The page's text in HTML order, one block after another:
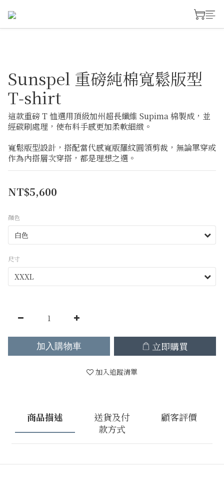
Sunspel 重磅純棉寬鬆版型
T‑shirt
這款重磅 T 恤選用頂級加州超長纖維 Supima 棉製成，並
經碳刷處理，使布料手感更加柔軟細緻。
寬鬆版型設計，搭配當代感寬版羅紋圓領剪裁，無論單穿或
作為內搭層次穿搭，都是理想之選。
NT$5,600
顏色
尺寸
加入購物車 立即購買
加入追蹤清單
商品描述
送貨及付
款方式
顧客評價